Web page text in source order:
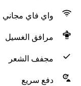
واي فاي مجاني
مرافق الغسيل
مجفف الشعر
دفع سريع